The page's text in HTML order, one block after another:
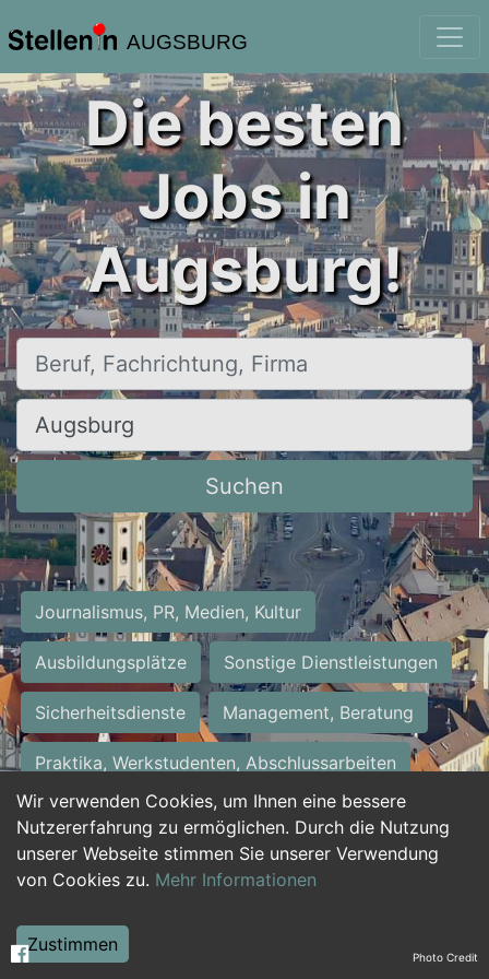
AUGSBURG
Wir verwenden Cookies, um Ihnen eine bessere
Nutzererfahrung zu ermöglichen. Durch die Nutzung
unserer Webseite stimmen Sie unserer Verwendung
von Cookies zu. Mehr Informationen
Zustimmen
Die besten
Jobs in
Augsburg!
Beruf, Fachrichtung, Firma
Ort, Stadt
Suchen
Journalismus, PR, Medien, Kultur
Ausbildungsplätze Sonstige Dienstleistungen
Sicherheitsdienste Management, Beratung
Praktika, Werkstudenten, Abschlussarbeiten
Personalwesen Assistenz, Sekretariat
Hilfskräfte, Aushilfs- und Nebenjobs
Weiterbildung, Studium, duale Ausbildung Photo Credit